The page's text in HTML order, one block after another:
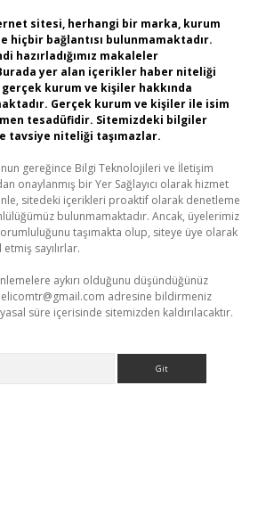
sitesi, herhangi bir marka, kurum
hiçbir bağlantısı bulunmamaktadır.
hazırladığımız makaleler
yer alan içerikler haber niteliği
kurum ve kişiler hakkında
Gerçek kurum ve kişiler ile isim
tesadüfidir. Sitemizdeki bilgiler
tavsiye niteliği taşımazlar.
gereğince Bilgi Teknolojileri ve İletişim
onaylanmış bir Yer Sağlayıcı olarak hizmet
sitedeki içerikleri proaktif olarak denetleme
bulunmamaktadır. Ancak, üyelerimiz
taşımakta olup, siteye üye olarak
sayılırlar.
aykırı olduğunu düşündüğünüz
adresine bildirmeniz
süre içerisinde sitemizden kaldırılacaktır.